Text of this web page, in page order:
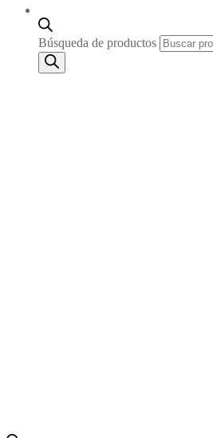
Búsqueda de productos